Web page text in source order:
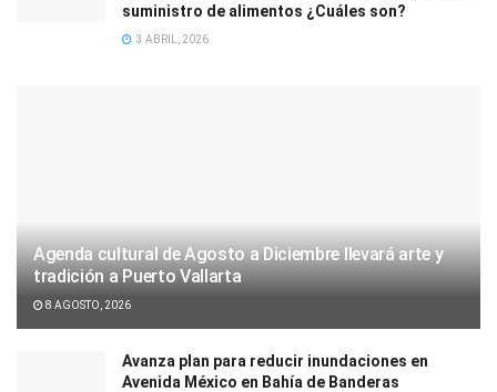
suministro de alimentos ¿Cuáles son?
3 ABRIL, 2026
Agenda cultural de Agosto a Diciembre llevará arte y
tradición a Puerto Vallarta
8 AGOSTO, 2026
Avanza plan para reducir inundaciones en
Avenida México en Bahía de Banderas